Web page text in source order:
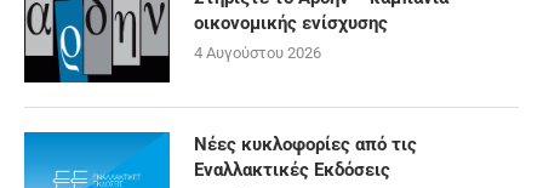
οικονομικής ενίσχυσης
4 Αυγούστου 2026
Νέες κυκλοφορίες από τις
Εναλλακτικές Εκδόσεις